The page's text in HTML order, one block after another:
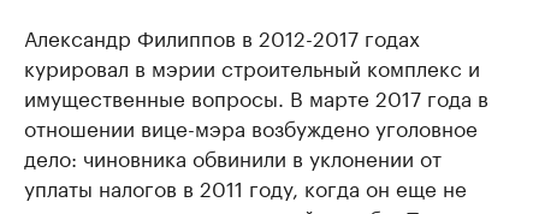
Александр Филиппов в 2012-2017 годах
курировал в мэрии строительный комплекс и
имущественные вопросы. В марте 2017 года в
отношении вице-мэра возбуждено уголовное
дело: чиновника обвинили в уклонении от
уплаты налогов в 2011 году, когда он еще не